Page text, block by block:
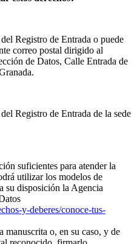
Registro de Entrada o puede
correo postal dirigido al
de Datos, Calle Entrada de
Registro de Entrada de la sede
suficientes para atender la
utilizar los modelos de
su disposición la Agencia
y-deberes/conoce-tus-
manuscrita o, en su caso, y de